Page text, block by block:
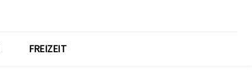
FREIZEIT